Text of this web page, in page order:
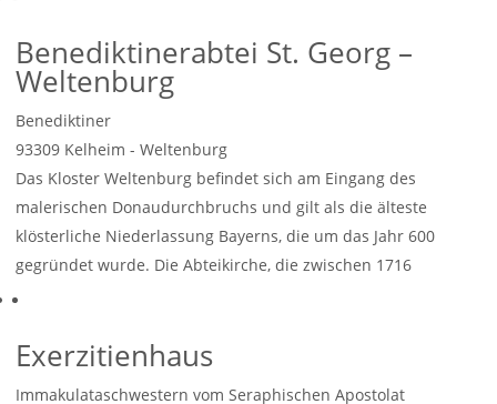
Benediktinerabtei St. Georg –
Weltenburg
Benediktiner
93309 Kelheim - Weltenburg
Das Kloster Weltenburg befindet sich am Eingang des
malerischen Donaudurchbruchs und gilt als die älteste
klösterliche Niederlassung Bayerns, die um das Jahr 600
gegründet wurde. Die Abteikirche, die zwischen 1716
Weiterlesen …
Exerzitienhaus
Immakulataschwestern vom Seraphischen Apostolat